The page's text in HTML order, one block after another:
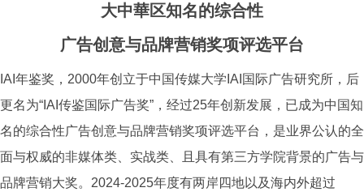
大中華区知名的综合性
广告创意与品牌营销奖项评选平台
IAI年鉴奖，2000年创立于中国传媒大学IAI国际广告研究所，后
更名为“IAI传鉴国际广告奖”，经过25年创新发展，已成为中国知
名的综合性广告创意与品牌营销奖项评选平台，是业界公认的全
面与权威的非媒体类、实战类、且具有第三方学院背景的广告与
品牌营销大奖。2024-2025年度有两岸四地以及海内外超过